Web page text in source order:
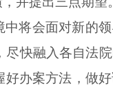
将会面对新的
快融入各自法
办案方法，做